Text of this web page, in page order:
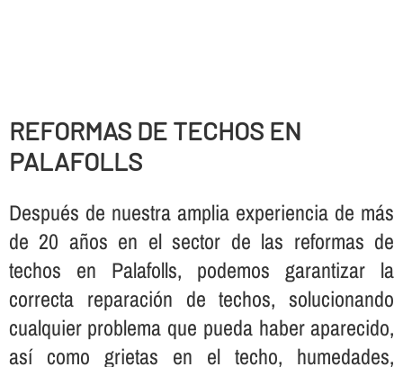
REFORMAS DE TECHOS EN
PALAFOLLS
Después de nuestra amplia experiencia de más
de 20 años en el sector de las reformas de
techos en Palafolls, podemos garantizar la
correcta reparación de techos, solucionando
cualquier problema que pueda haber aparecido,
así­ como grietas en el techo, humedades,